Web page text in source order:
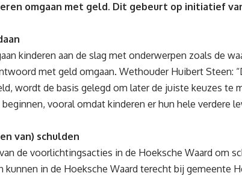
omgaan met geld. Dit gebeurt op initiatief
kinderen aan de slag met onderwerpen zoals de
met geld omgaan. Wethouder Huibert Steen:
wordt de basis gelegd om later de juiste keuzes te
vooral omdat kinderen er hun hele verdere
van) schulden
de voorlichtingsacties in de Hoeksche Waard om
kunnen in de Hoeksche Waard terecht bij gemeente